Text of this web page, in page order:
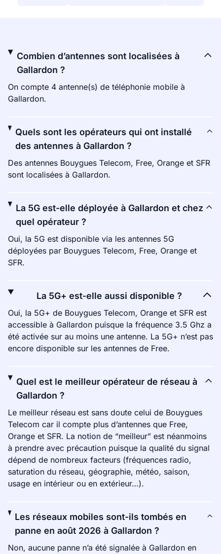
Combien d’antennes sont localisées à
Gallardon ?
On compte 4 antenne(s) de téléphonie mobile à
Gallardon.
Quels sont les opérateurs qui ont installé
des antennes à Gallardon ?
Des antennes Bouygues Telecom, Free, Orange et SFR
sont localisées à Gallardon.
La 5G est-elle déployée à Gallardon et chez
quel opérateur ?
Oui, la 5G est disponible via les antennes 5G
déployées par Bouygues Telecom, Free, Orange et
SFR.
La 5G+ est-elle aussi disponible ?
Oui, la 5G+ de Bouygues Telecom, Orange et SFR est
accessible à Gallardon puisque la fréquence 3.5 Ghz a
été activée sur au moins une antenne. La 5G+ n’est pas
encore disponible sur les antennes de Free.
Quel est le meilleur opérateur de réseau à
Gallardon ?
Le meilleur réseau est sans doute celui de Bouygues
Telecom car il compte plus d’antennes que Free,
Orange et SFR. La notion de “meilleur” est néanmoins
à prendre avec précaution puisque la qualité du signal
dépend de nombreux facteurs (fréquences radio,
saturation du réseau, géographie, météo, saison,
usage en intérieur ou en extérieur…).
Les réseaux mobiles sont-ils tombés en
panne en août 2026 à Gallardon ?
Non, aucune panne n’a été signalée à Gallardon en